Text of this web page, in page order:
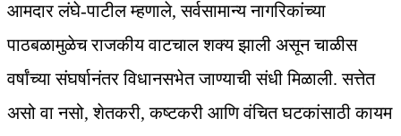
आमदार लंघे-पाटील म्हणाले, सर्वसामान्य नागरिकांच्या
पाठबळामुळेच राजकीय वाटचाल शक्य झाली असून चाळीस
वर्षांच्या संघर्षानंतर विधानसभेत जाण्याची संधी मिळाली. सत्तेत
असो वा नसो, शेतकरी, कष्टकरी आणि वंचित घटकांसाठी कायम